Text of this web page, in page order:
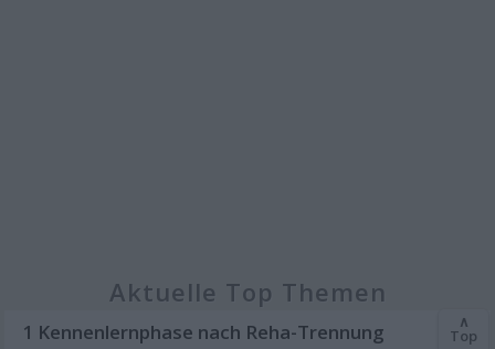
Aktuelle Top Themen
34
1 Kennenlernphase nach Reha-Trennung ∧
Top